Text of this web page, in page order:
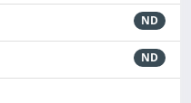
ND
ND